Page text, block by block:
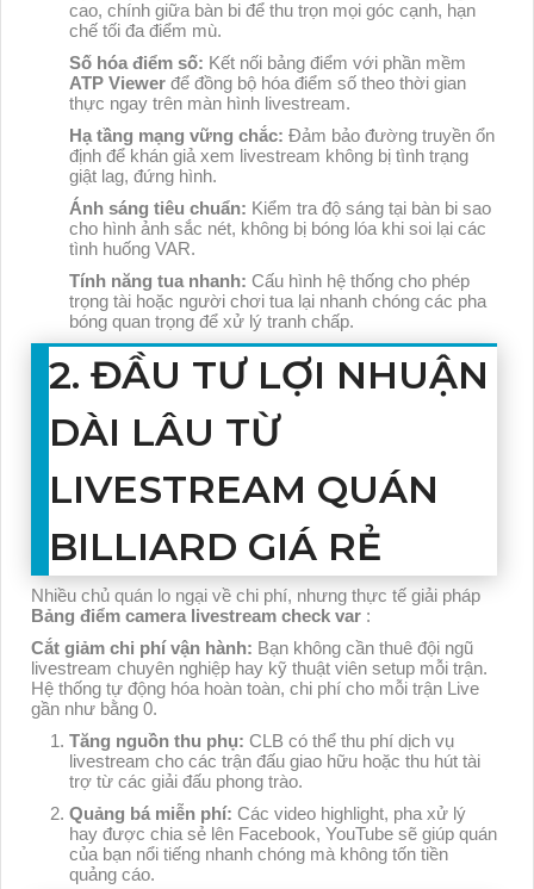
cao, chính giữa bàn bi để thu trọn mọi góc cạnh, hạn
chế tối đa điểm mù.
Số hóa điểm số: Kết nối bảng điểm với phần mềm
ATP Viewer để đồng bộ hóa điểm số theo thời gian
thực ngay trên màn hình livestream.
Hạ tầng mạng vững chắc: Đảm bảo đường truyền ổn
định để khán giả xem livestream không bị tình trạng
giật lag, đứng hình.
Ánh sáng tiêu chuẩn: Kiểm tra độ sáng tại bàn bi sao
cho hình ảnh sắc nét, không bị bóng lóa khi soi lại các
tình huống VAR.
Tính năng tua nhanh: Cấu hình hệ thống cho phép
trọng tài hoặc người chơi tua lại nhanh chóng các pha
bóng quan trọng để xử lý tranh chấp.
2. ĐẦU TƯ LỢI NHUẬN
DÀI LÂU TỪ
LIVESTREAM QUÁN
BILLIARD GIÁ RẺ
Nhiều chủ quán lo ngại về chi phí, nhưng thực tế giải pháp
Bảng điểm camera livestream check var :
Cắt giảm chi phí vận hành: Bạn không cần thuê đội ngũ
livestream chuyên nghiệp hay kỹ thuật viên setup mỗi trận.
Hệ thống tự động hóa hoàn toàn, chi phí cho mỗi trận Live
gần như bằng 0.
Tăng nguồn thu phụ: CLB có thể thu phí dịch vụ
livestream cho các trận đấu giao hữu hoặc thu hút tài
trợ từ các giải đấu phong trào.
Quảng bá miễn phí: Các video highlight, pha xử lý
hay được chia sẻ lên Facebook, YouTube sẽ giúp quán
của bạn nổi tiếng nhanh chóng mà không tốn tiền
quảng cáo.